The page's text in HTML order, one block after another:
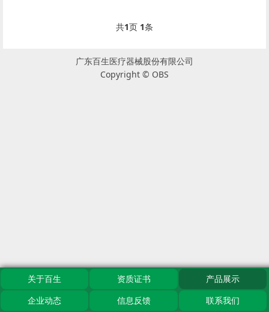
共1页 1条
广东百生医疗器械股份有限公司
Copyright © OBS
关于百生 资质证书
产品展示
企业动态
信息反馈 联系我们